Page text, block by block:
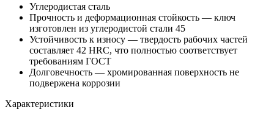
Углеродистая сталь
Прочность и деформационная стойкость — ключ
изготовлен из углеродистой стали 45
Устойчивость к износу — твердость рабочих частей
составляет 42 HRC, что полностью соответствует
требованиям ГОСТ
Долговечность — хромированная поверхность не
подвержена коррозии
Характеристики